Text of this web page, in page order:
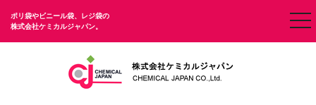
ポリ袋やビニール袋、レジ袋の
株式会社ケミカルジャパン。